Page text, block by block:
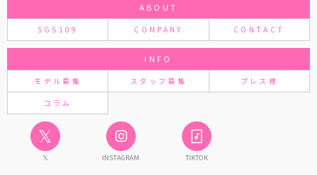
ABOUT
SGS109 COMPANY CONTACT
INFO
モデル募集 スタッフ募集 プレス様
コラム
𝕏
𝕏 INSTAGRAM TIKTOK